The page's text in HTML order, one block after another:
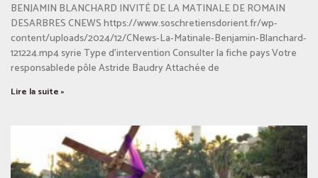
BENJAMIN BLANCHARD INVITÉ DE LA MATINALE DE ROMAIN
DESARBRES CNEWS https://www.soschretiensdorient.fr/wp-
content/uploads/2024/12/CNews-La-Matinale-Benjamin-Blanchard-
121224.mp4 syrie Type d’intervention Consulter la fiche pays Votre
responsablede pôle Astride Baudry Attachée de
Lire la suite »